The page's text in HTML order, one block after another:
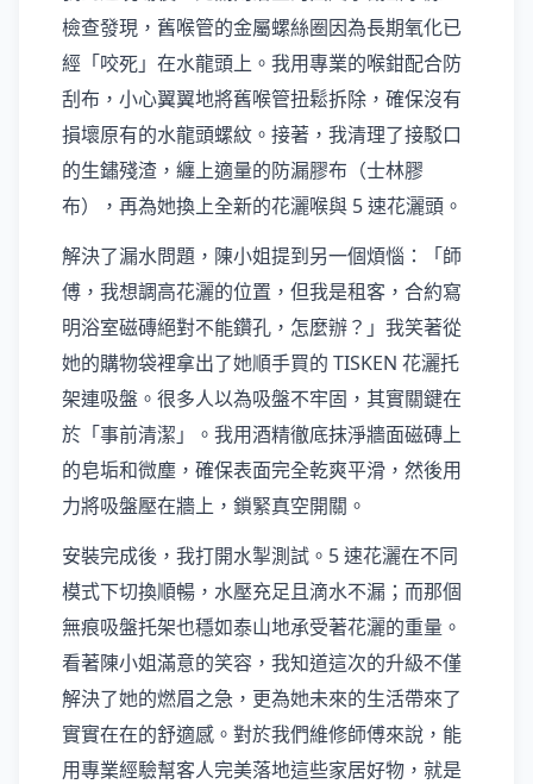
檢查發現，舊喉管的金屬螺絲圈因為長期氧化已
經「咬死」在水龍頭上。我用專業的喉鉗配合防
刮布，小心翼翼地將舊喉管扭鬆拆除，確保沒有
損壞原有的水龍頭螺紋。接著，我清理了接駁口
的生鏽殘渣，纏上適量的防漏膠布（士林膠
布），再為她換上全新的花灑喉與 5 速花灑頭。
解決了漏水問題，陳小姐提到另一個煩惱：「師
傅，我想調高花灑的位置，但我是租客，合約寫
明浴室磁磚絕對不能鑽孔，怎麼辦？」我笑著從
她的購物袋裡拿出了她順手買的 TISKEN 花灑托
架連吸盤。很多人以為吸盤不牢固，其實關鍵在
於「事前清潔」。我用酒精徹底抹淨牆面磁磚上
的皂垢和微塵，確保表面完全乾爽平滑，然後用
力將吸盤壓在牆上，鎖緊真空開關。
安裝完成後，我打開水掣測試。5 速花灑在不同
模式下切換順暢，水壓充足且滴水不漏；而那個
無痕吸盤托架也穩如泰山地承受著花灑的重量。
看著陳小姐滿意的笑容，我知道這次的升級不僅
解決了她的燃眉之急，更為她未來的生活帶來了
實實在在的舒適感。對於我們維修師傅來說，能
用專業經驗幫客人完美落地這些家居好物，就是